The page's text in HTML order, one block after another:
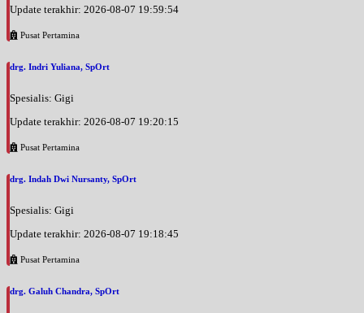
Update terakhir: 2026-08-07 19:59:54
Pusat Pertamina
drg. Indri Yuliana, SpOrt
Spesialis: Gigi
Update terakhir: 2026-08-07 19:20:15
Pusat Pertamina
drg. Indah Dwi Nursanty, SpOrt
Spesialis: Gigi
Update terakhir: 2026-08-07 19:18:45
Pusat Pertamina
drg. Galuh Chandra, SpOrt